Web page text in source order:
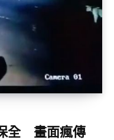
全 畫面瘋傳